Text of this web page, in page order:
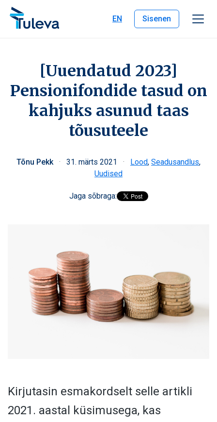
Liigu edasi sisu juurde
EN
Sisenen
[Uuendatud 2023]
Pensionifondide tasud on
kahjuks asunud taas
tõusuteele
Tõnu Pekk · 31. märts 2021 · Lood, Seadusandlus,
Uudised
Jaga sõbraga:
Kirjutasin esmakordselt selle artikli
2021. aastal küsimusega, kas